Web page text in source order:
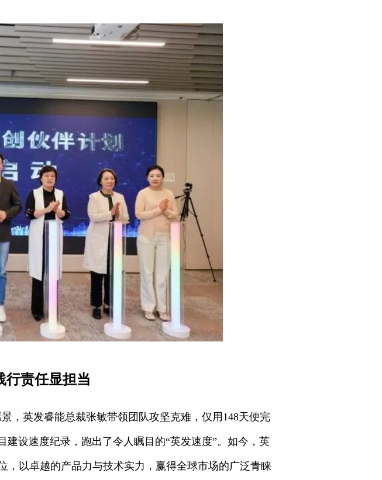
责任显担当
，英发睿能总裁张敏带领团队攻坚克难，仅用148天便完
设速度纪录，跑出了令人瞩目的“英发速度”。如今，英
，以卓越的产品力与技术实力，赢得全球市场的广泛青睐